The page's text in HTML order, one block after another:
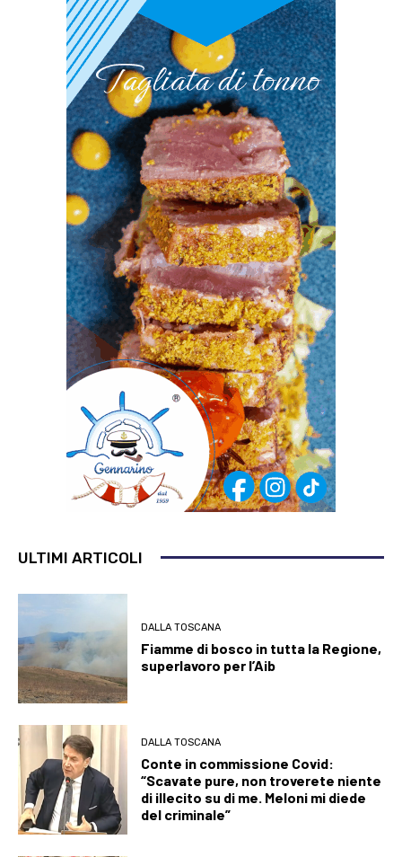
ULTIMI ARTICOLI
DALLA TOSCANA
Fiamme di bosco in tutta la Regione,
superlavoro per l’Aib
DALLA TOSCANA
Conte in commissione Covid:
“Scavate pure, non troverete niente
di illecito su di me. Meloni mi diede
del criminale”